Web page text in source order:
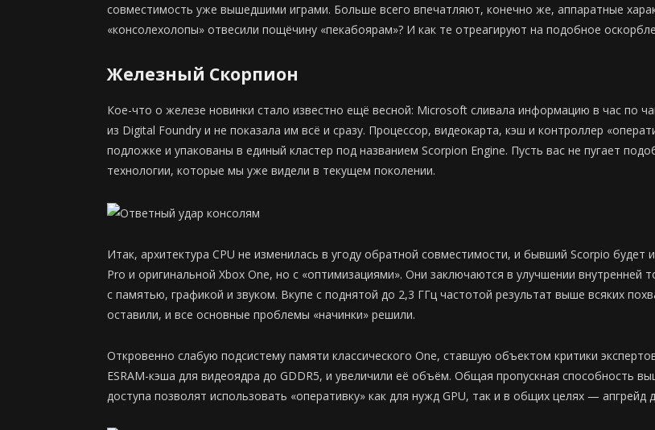
совместимость уже вышедшими играми. Больше всего впечатляют, конечно же, аппаратные
«консолехолопы» отвесили пощёчину «пекабоярам»? И как те отреагируют на подобное
Железный Скорпион
Кое-что о железе новинки стало известно ещё весной: Microsoft сливала информацию в час по
из Digital Foundry и не показала им всё и сразу. Процессор, видеокарта, кэш и контроллер
подложке и упакованы в единый кластер под названием Scorpion Engine. Пусть вас не пугает
технологии, которые мы уже видели в текущем поколении.
Итак, архитектура CPU не изменилась в угоду обратной совместимости, и бывший Scorpio будет
Pro и оригинальной Xbox One, но с «оптимизациями». Они заключаются в улучшении внутренней
с памятью, графикой и звуком. Вкупе с поднятой до 2,3 ГГц частотой результат выше всяких
оставили, и все основные проблемы «начинки» решили.
Откровенно слабую подсистему памяти классического One, ставшую объектом критики
ESRAM-кэша для видеоядра до GDDR5, и увеличили её объём. Общая пропускная способность
доступа позволят использовать «оперативку» как для нужд GPU, так и в общих целях —